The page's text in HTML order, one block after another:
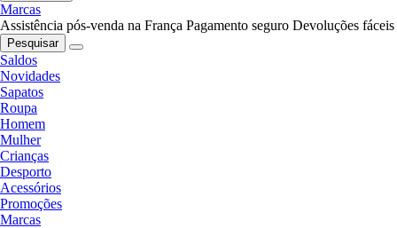
Marcas
Assistência pós-venda na França Pagamento seguro Devoluções fáceis
Pesquisar
Saldos
Novidades
Sapatos
Roupa
Homem
Mulher
Crianças
Desporto
Acessórios
Promoções
Marcas